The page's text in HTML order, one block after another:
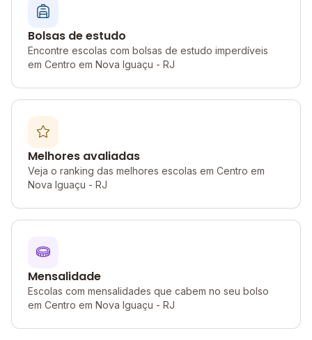
Bolsas de estudo
Encontre escolas com bolsas de estudo imperdíveis
em Centro em Nova Iguaçu - RJ
Melhores avaliadas
Veja o ranking das melhores escolas em Centro em
Nova Iguaçu - RJ
Mensalidade
Escolas com mensalidades que cabem no seu bolso
em Centro em Nova Iguaçu - RJ